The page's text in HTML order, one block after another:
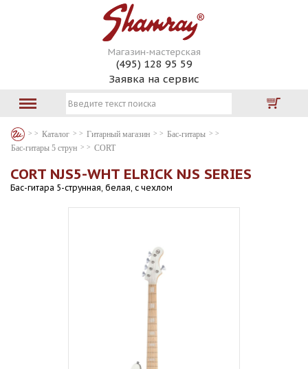
Магазин-мастерская
(495) 128 95 59
Заявка на сервис
Каталог Гитарный магазин
Бас-гитары
Бас-гитары 5 струн
CORT
CORT NJS5-WHT ELRICK NJS SERIES
Бас-гитара 5-струнная, белая, с чехлом